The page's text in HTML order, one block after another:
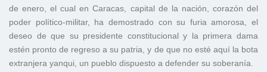
de enero, el cual en Caracas, capital de la nación, corazón del
poder político-militar, ha demostrado con su furia amorosa, el
deseo de que su presidente constitucional y la primera dama
estén pronto de regreso a su patria, y de que no esté aquí la bota
extranjera yanqui, un pueblo dispuesto a defender su soberanía.